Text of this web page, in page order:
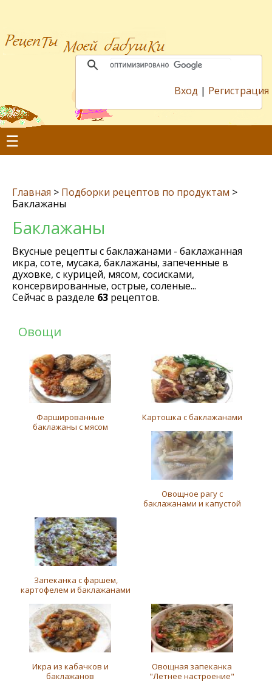
Вход | Регистрация
☰
Главная > Подборки рецептов по продуктам >
Баклажаны
Баклажаны
Вкусные рецепты с баклажанами - баклажанная
икра, соте, мусака, баклажаны, запеченные в
духовке, с курицей, мясом, сосисками,
консервированные, острые, соленые...
Сейчас в разделе 63 рецептов.
Овощи
Фаршированные
баклажаны с мясом
Картошка с баклажанами
Овощное рагу с
баклажанами и капустой
Запеканка с фаршем,
картофелем и баклажанами
Икра из кабачков и
баклажанов
Овощная запеканка
"Летнее настроение"